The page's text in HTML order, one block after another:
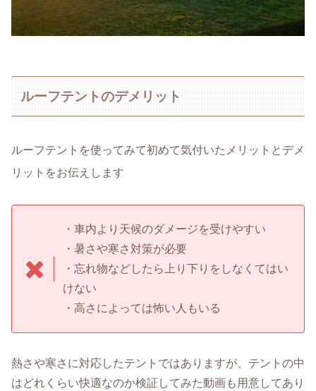
ルーフテントのデメリット
ルーフテントを使ってみて初めて気付いたメリットとデメ
リットをお伝えします
・車内より天候のダメージを受けやすい
・暑さや寒さ対策が必要
・忘れ物などしたら上り下りをしなくてはい
けない
・高さによっては怖い人もいる
熱さや寒さに対応したテントではありますが、テントの中
はどれくらい快適なのか検証してみた動画も用意してあり